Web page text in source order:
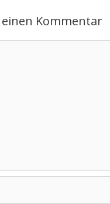
einen Kommentar